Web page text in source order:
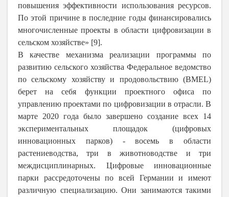
повышения эффективности использования ресурсов.
По этой причине в последние годы финансировались
многочисленные проекты в области цифровизации в
сельском хозяйстве» [9].
В качестве механизма реализации программы по
развитию сельского хозяйства Федеральное ведомство
по сельскому хозяйству и продовольствию (BMEL)
берет на себя функции проектного офиса по
управлению проектами по цифровизации в отрасли. В
марте 2020 года было завершено создание всех 14
экспериментальных площадок (цифровых
инновационных парков) - восемь в области
растениеводства, три в животноводстве и три
междисциплинарных. Цифровые инновационные
парки рассредоточены по всей Германии и имеют
различную специализацию. Они занимаются такими